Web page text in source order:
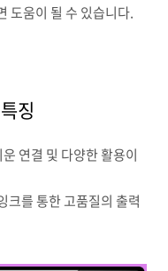
도움이 될 수 있습니다.
징
연결 및 다양한 활용이
크를 통한 고품질의 출력